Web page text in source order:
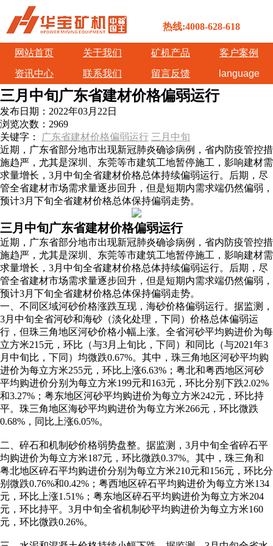
热线:4008-628-618
网站首页 关于我们 矿机产品
客户案例
资讯中心
联系我们 留言反馈 language
三月中旬广东省建材价格偏弱运行
发布日期： 2022年03月22日
浏览次数： 2969
关键字：
广东省建材价格偏弱运行 三月中旬
近期，广东省部分地市出现新冠肺炎确诊病例，省内防疫管控措
施趋严，尤其是深圳、东莞等市建筑工地暂停施工，影响建材需
求量增长，3月中旬全省建材价格总体持续偏弱运行。后期，尽
管全省建材市场需求量逐步回升，但是短期内需求端仍然偏弱，
预计3月下旬全省建材价格总体保持偏弱走势。
三月中旬广东省建材价格偏弱运行
近期，广东省部分地市出现新冠肺炎确诊病例，省内防疫管控措
施趋严，尤其是深圳、东莞等市建筑工地暂停施工，影响建材需
求量增长，3月中旬全省建材价格总体持续偏弱运行。后期，尽
管全省建材市场需求量逐步回升，但是短期内需求端仍然偏弱，
预计3月下旬全省建材价格总体保持偏弱走势。
一、不同区域河砂价格涨跌互现，海砂价格偏弱运行。据监测，
3月中旬全省河砂和海砂（淡化处理，下同）价格总体偏弱运
行，但珠三角地区河砂价格小幅上涨。全省河砂平均购进价为每
立方米215元，环比（与3月上旬比，下同）和同比（与2021年3
月中旬比，下同）均微跌0.67%。其中，珠三角地区河砂平均购
进价为每立方米255元，环比上涨6.63%；粤北和粤西地区河砂
平均购进价分别为每立方米199元和163元，环比分别下跌2.02%
和3.27%；粤东地区河砂平均购进价为每立方米242元，环比持
平。珠三角地区海砂平均购进价为每立方米266元，环比微跌
0.68%，同比上涨6.05%。
二、碎石和机制砂价格弱势盘整。据监测，3月中旬全省碎石平
均购进价为每立方米187元，环比微跌0.37%。其中，珠三角和
粤北地区碎石平均购进价分别为每立方米210元和156元，环比分
别微跌0.76%和0.42%；粤西地区碎石平均购进价为每立方米134
元，环比上涨1.51%；粤东地区碎石平均购进价为每立方米204
元，环比持平。3月中旬全省机制砂平均购进价为每立方米160
元，环比微跌0.26%。